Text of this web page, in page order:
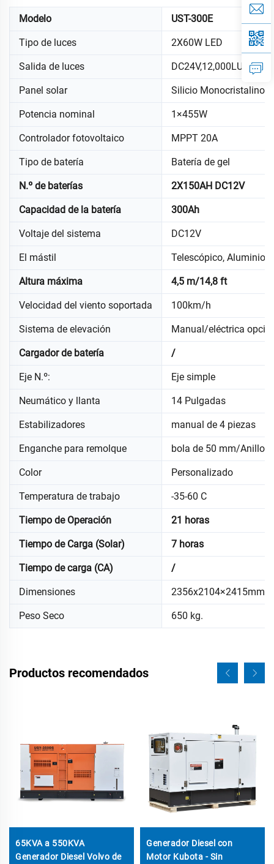
Modelo UST-300E
Tipo de luces 2X60W LED
Salida de luces DC24V,12,000LUMS
Panel solar Silicio Monocristalino
Potencia nominal 1×455W
Controlador fotovoltaico MPPT 20A
Tipo de batería Batería de gel
N.º de baterías 2X150AH DC12V
Capacidad de la batería 300Ah
Voltaje del sistema DC12V
El mástil Telescópico, Aluminio
Altura máxima 4,5 m/14,8 ft
Velocidad del viento soportada 100km/h
Sistema de elevación Manual/eléctrica
Cargador de batería /
Eje N.º: Eje simple
Neumático y llanta 14 Pulgadas
Estabilizadores manual de 4 piezas
Enganche para remolque bola de 50 mm/Anillo
Color Personalizado
Temperatura de trabajo -35-60 C
Tiempo de Operación 21 horas
Tiempo de Carga (Solar) 7 horas
Tiempo de carga (CA) /
Dimensiones 2356x2104×2415mm
Peso Seco 650 kg.
Productos recomendados
65KVA a 550KVA
Generador Diesel Volvo de
Generador Diesel con
Motor Kubota - Sin